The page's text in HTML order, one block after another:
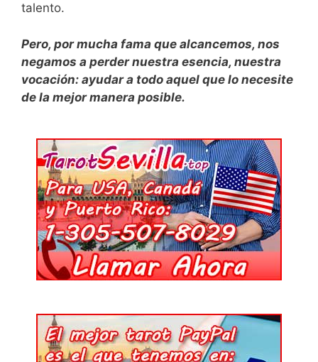
talento.
Pero, por mucha fama que alcancemos, nos
negamos a perder nuestra esencia, nuestra
vocación: ayudar a todo aquel que lo necesite
de la mejor manera posible.